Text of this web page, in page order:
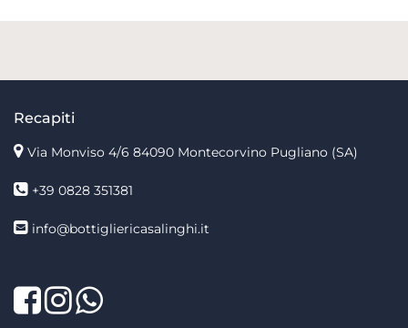
Recapiti
Via Monviso 4/6 84090 Montecorvino Pugliano (SA)
+39 0828 351381
info@bottigliericasalinghi.it
Facebook
TwitterLinkedIn